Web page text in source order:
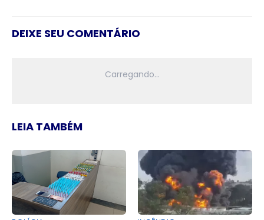
DEIXE SEU COMENTÁRIO
LEIA TAMBÉM